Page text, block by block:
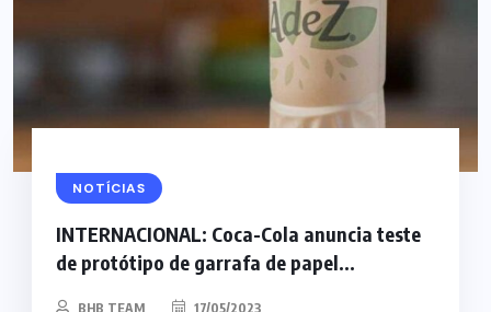
NOTÍCIAS
INTERNACIONAL: Coca-Cola anuncia teste
de protótipo de garrafa de papel...
BHB TEAM 17/05/2023